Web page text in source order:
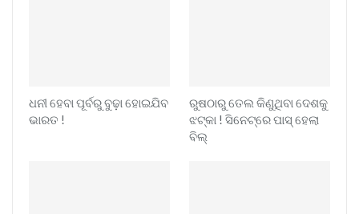
ଧନୀ ହେବା ପୂର୍ବରୁ ବୁଢ଼ା ହୋଇଯିବ
ଭାରତ !
ରୁଷଠାରୁ ତେଲ କିଣୁଥିବା ଦେଶକୁ
ଝଟ୍‌କା ! ସିନେଟ୍‌ରେ ପାସ୍ ହେଲା
ବିଲ୍